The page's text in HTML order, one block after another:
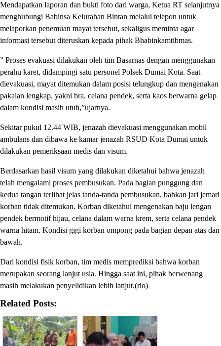
Mendapatkan laporan dan bukti foto dari warga, Ketua RT selanjutnya
menghubungi Babinsa Kelurahan Bintan melalui telepon untuk
melaporkan penemuan mayat tersebut, sekaligus meminta agar
informasi tersebut diteruskan kepada pihak Bhabinkamtibmas.
” Proses evakuasi dilakukan oleh tim Basarnas dengan menggunakan
perahu karet, didampingi satu personel Polsek Dumai Kota. Saat
dievakuasi, mayat ditemukan dalam posisi telungkup dan mengenakan
pakaian lengkap, yakni bra, celana pendek, serta kaos berwarna gelap
dalam kondisi masih utuh,”ujarnya.
Sekitar pukul 12.44 WIB, jenazah dievakuasi menggunakan mobil
ambulans dan dibawa ke kamar jenazah RSUD Kota Dumai untuk
dilakukan pemeriksaan medis dan visum.
Berdasarkan hasil visum yang dilakukan diketahui bahwa jenazah
telah mengalami proses pembusukan. Pada bagian punggung dan
kedua tangan terlihat jelas tanda-tanda pembusukan, bahkan jari jemari
korban tidak ditemukan. Korban diketahui mengenakan baju lengan
pendek bermotif hijau, celana dalam warna krem, serta celana pendek
warna hitam. Kondisi gigi korban ompong pada bagian depan atas dan
bawah.
Dari kondisi fisik korban, tim medis memprediksi bahwa korban
merupakan seorang lanjut usia. Hingga saat ini, pihak berwenang
masih melakukan penyelidikan lebih lanjut.(rio)
Related Posts: